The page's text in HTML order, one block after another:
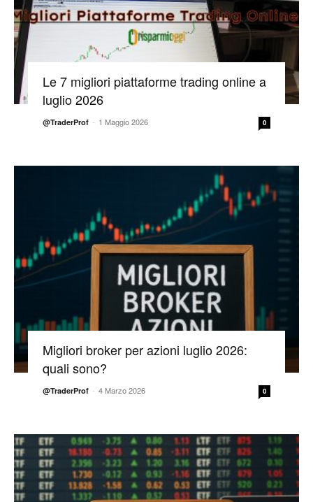
Le 7 migliori piattaforme trading online a
luglio 2026
@TraderProf - 1 Maggio 2026 0
Migliori broker per azioni luglio 2026:
quali sono?
@TraderProf - 4 Marzo 2026 0